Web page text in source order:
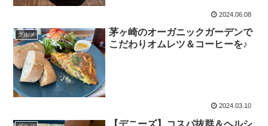
2024.06.08
グルメ
茅ヶ崎のオーガニックガーデンで
こだわりオムレツ＆コーヒーを♪
2024.03.10
【デニーズ】コスパ抜群＆ヘルシ